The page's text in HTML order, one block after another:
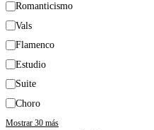
Romanticismo
Vals
Flamenco
Estudio
Suite
Choro
Mostrar 30 más